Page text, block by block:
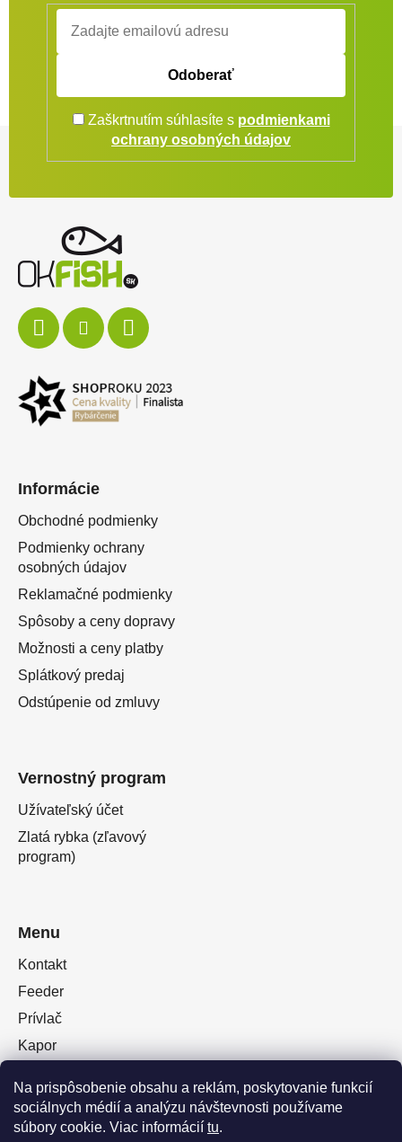
Na prispôsobenie obsahu a reklám, poskytovanie funkcií
sociálnych médií a analýzu návštevnosti používame
súbory cookie. Viac informácií tu.
Odoberať
Zaškrtnutím súhlasíte s podmienkami
ochrany osobných údajov
Informácie
Obchodné podmienky
Podmienky ochrany
osobných údajov
Reklamačné podmienky
Spôsoby a ceny dopravy
Možnosti a ceny platby
Splátkový predaj
Odstúpenie od zmluvy
Vernostný program
Užívateľský účet
Zlatá rybka (zľavový
program)
Menu
Kontakt
Feeder
Prívlač
Kapor
Plávaná
Muškárina